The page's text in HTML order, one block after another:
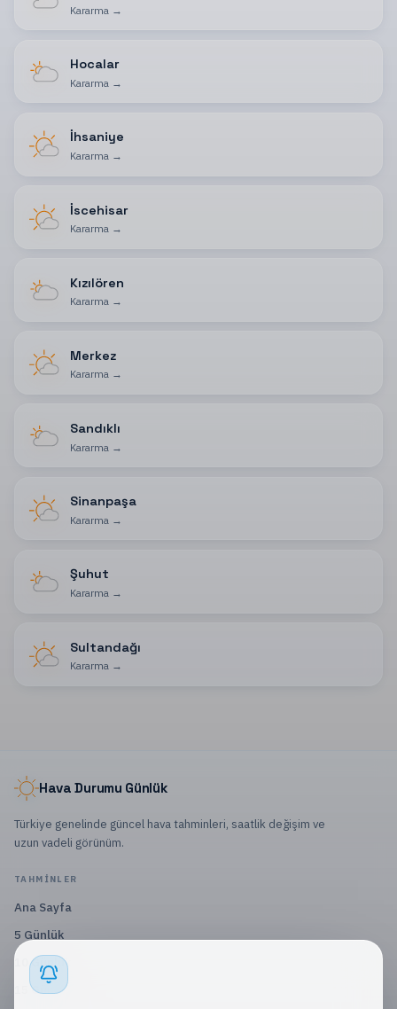
Kararma →
Hocalar
Kararma →
İhsaniye
Kararma →
İscehisar
Kararma→
Kızılören
Kararma→
Merkez
Kararma→
Sandıklı
Kararma →
Sinanpaşa
Kararma →
Şuhut
Kararma →
Sultandağı
Kararma→
Hava Durumu Günlük
Türkiye genelinde güncel hava tahminleri, saatlik değişim ve
uzun vadeli görünüm.
TAHMINLER
Ana Sayfa
5 Günlük
10 Günlük
15 Günlük